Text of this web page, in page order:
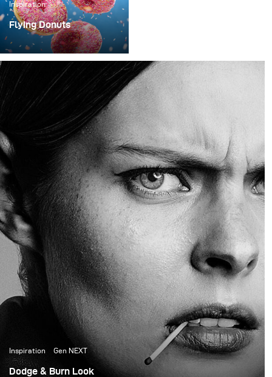
Inspiration
Flying Donuts
Zur Erweiterung meines
Portfolios und auch um
meine eigenen
Fähigkeiten
weiterzuentwickeln,
gehören freie, kreative
Projekte zum festen
Bestandteil in meinem
Business. So kam es
letzendlich auch zu
dieser Serie mit dem
Arbeitstitel „Flying-
Donuts“.
Inspiration Gen NEXT
Dodge & Burn Look